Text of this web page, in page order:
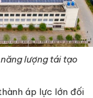
lượng tái tạo
áp lực lớn đối